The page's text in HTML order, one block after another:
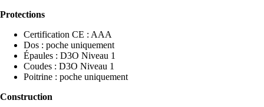
Protections
Certification CE : AAA
Dos : poche uniquement
Épaules : D3O Niveau 1
Coudes : D3O Niveau 1
Poitrine : poche uniquement
Construction